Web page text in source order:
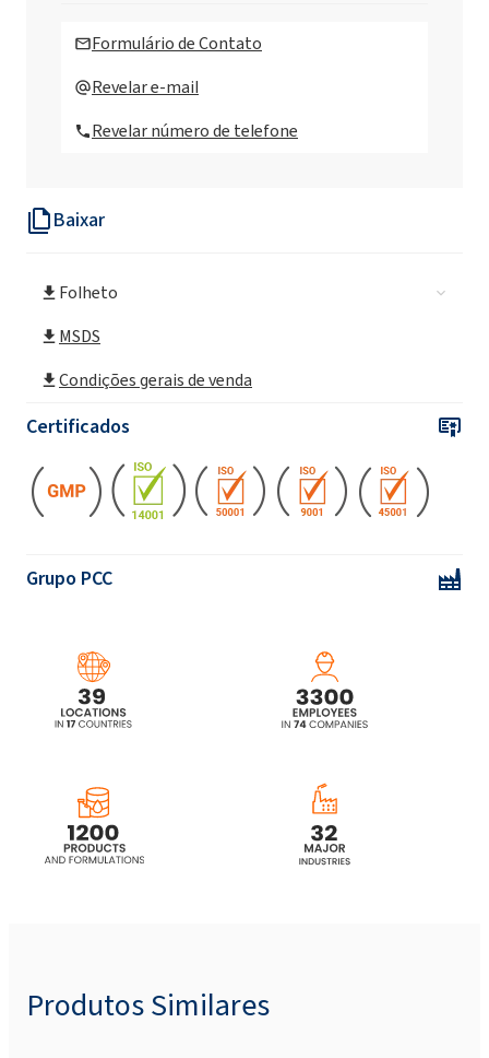
Baixar
Folheto
MSDS
Condições gerais de venda
Certificados
Grupo PCC
vidros eco 750ml
CAMOLIN® Sabonete líquido hidratante e
CAMOLIN® Gel de banho hidratante com
fragrância de flor de tília 300ml
CAMOLIN® Grape & Apple - eco limpador de
banheiro em spray 750ml
volume com um aroma de lúpulo de 265ml
Formulário de Contato
Revelar e-mail
Revelar número de telefone
Produtos Similares